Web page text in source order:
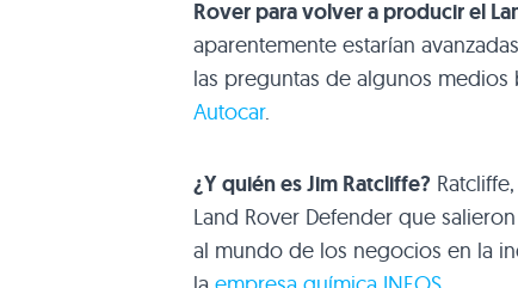
Rover para volver a producir el
aparentemente estarían
las preguntas de algunos
Autocar.
¿Y quién es Jim Ratcliffe?
Land Rover Defender que
al mundo de los negocios en la